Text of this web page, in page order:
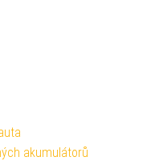
akumulátorů